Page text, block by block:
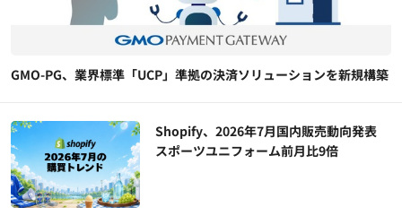
GMO-PG、業界標準「UCP」準拠の決済ソリューションを新規構築
Shopify、2026年7月国内販売動向発表
スポーツユニフォーム前月比9倍